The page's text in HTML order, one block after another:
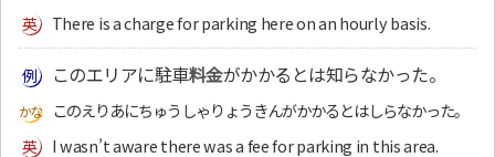
There is a charge for parking here on an hourly basis.
このエリアに駐車料金がかかるとは知らなかった。
このえりあにちゅうしゃりょうきんがかかるとはしらなかった。
I wasn’t aware there was a fee for parking in this area.